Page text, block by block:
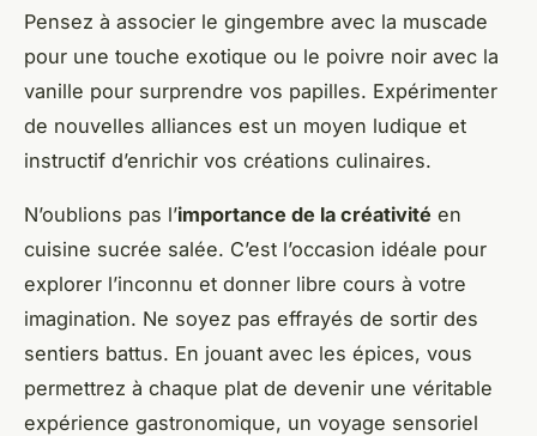
Pensez à associer le gingembre avec la muscade
pour une touche exotique ou le poivre noir avec la
vanille pour surprendre vos papilles. Expérimenter
de nouvelles alliances est un moyen ludique et
instructif d’enrichir vos créations culinaires.
N’oublions pas l’importance de la créativité en
cuisine sucrée salée. C’est l’occasion idéale pour
explorer l’inconnu et donner libre cours à votre
imagination. Ne soyez pas effrayés de sortir des
sentiers battus. En jouant avec les épices, vous
permettrez à chaque plat de devenir une véritable
expérience gastronomique, un voyage sensoriel